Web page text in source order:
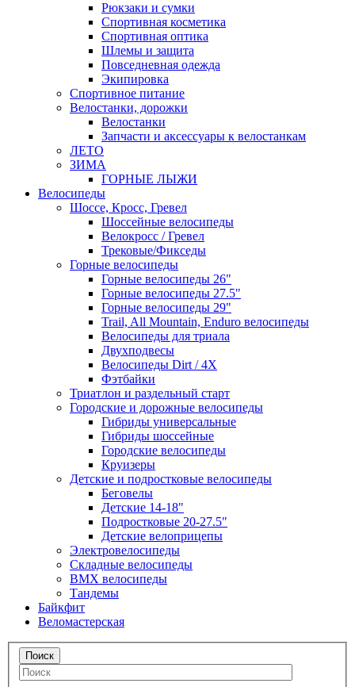
Рюкзаки и сумки
Спортивная косметика
Спортивная оптика
Шлемы и защита
Повседневная одежда
Экипировка
Спортивное питание
Велостанки, дорожки
Велостанки
Запчасти и аксессуары к велостанкам
ЛЕТО
ЗИМА
ГОРНЫЕ ЛЫЖИ
Велосипеды
Шоссе, Кросс, Гревел
Шоссейные велосипеды
Велокросс / Гревел
Трековые/Фикседы
Горные велосипеды
Горные велосипеды 26"
Горные велосипеды 27.5"
Горные велосипеды 29"
Trail, All Mountain, Enduro велосипеды
Велосипеды для триала
Двухподвесы
Велосипеды Dirt / 4X
Фэтбайки
Триатлон и раздельный старт
Городские и дорожные велосипеды
Гибриды универсальные
Гибриды шоссейные
Городские велосипеды
Круизеры
Детские и подростковые велосипеды
Беговелы
Детские 14-18"
Подростковые 20-27.5"
Детские велоприцепы
Электровелосипеды
Складные велосипеды
BMX велосипеды
Тандемы
Байкфит
Веломастерская